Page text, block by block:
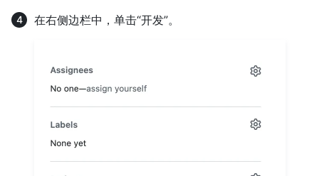
在右侧边栏中，单击“开发”。